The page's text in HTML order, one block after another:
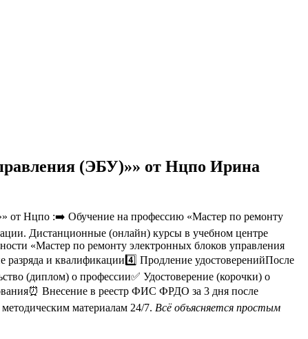
(ЭБУ)»» от Нцпо Ирина
от Нцпо :➡️ Обучение на профессию «Мастер по ремонту
Дистанционные (онлайн) курсы в учебном центре
«Мастер по ремонту электронных блоков управления
и квалификации4️⃣ Продление удостоверенийПосле
(диплом) о профессии✅ Удостоверение (корочки) о
Внесение в реестр ФИС ФРДО за 3 дня после
материалам 24/7. Всё объясняется простым